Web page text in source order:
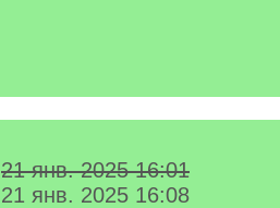
21 янв. 2025 16:01
21 янв. 2025 16:08